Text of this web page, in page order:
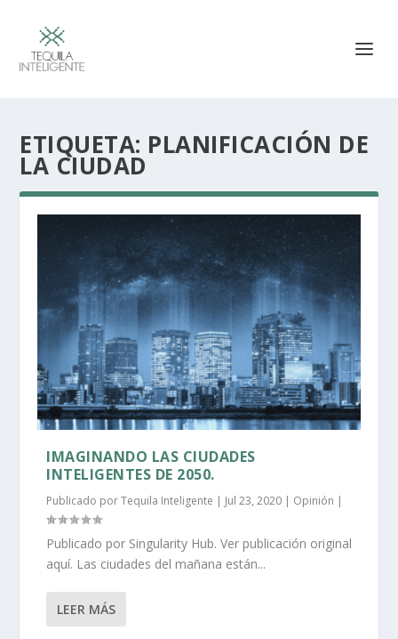
ETIQUETA: PLANIFICACIÓN DE
LA CIUDAD
IMAGINANDO LAS CIUDADES
INTELIGENTES DE 2050.
Publicado porTequila Inteligente | Jul 23, 2020 | Opinión |
Publicado por Singularity Hub. Ver publicación original
aquí. Las ciudades del mañana están...
LEER MÁS